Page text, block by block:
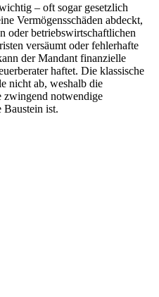
– oft sogar gesetzlich
Vermögensschäden abdeckt,
oder betriebswirtschaftlichen
versäumt oder fehlerhafte
der Mandant finanzielle
haftet. Die klassische
nicht ab, weshalb die
zwingend notwendige
Baustein ist.